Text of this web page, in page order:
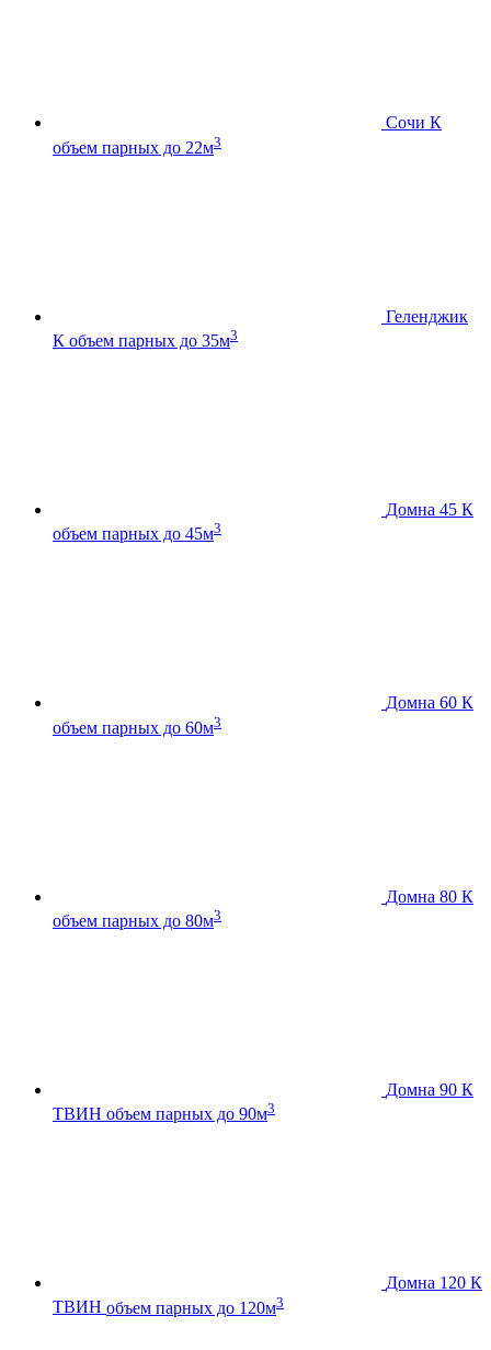
Сочи К
объем парных до 22м3
Геленджик
К объем парных до 35м3
Домна 45 К
объем парных до 45м3
Домна 60 К
объем парных до 60м3
Домна 80 К
объем парных до 80м3
Домна 90 К
ТВИН объем парных до 90м3
Домна 120 К
ТВИН объем парных до 120м3